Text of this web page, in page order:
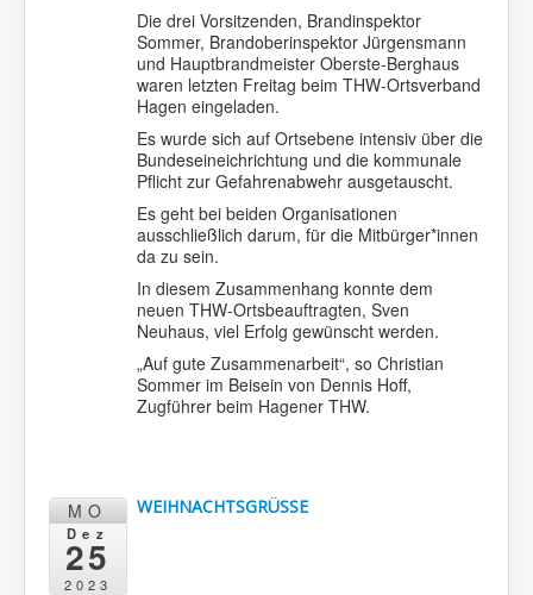
Die drei Vorsitzenden, Brandinspektor
Sommer, Brandoberinspektor Jürgensmann
und Hauptbrandmeister Oberste-Berghaus
waren letzten Freitag beim THW-Ortsverband
Hagen eingeladen.
Es wurde sich auf Ortsebene intensiv über die
Bundeseineichrichtung und die kommunale
Pflicht zur Gefahrenabwehr ausgetauscht.
Es geht bei beiden Organisationen
ausschließlich darum, für die Mitbürger*innen
da zu sein.
In diesem Zusammenhang konnte dem
neuen THW-Ortsbeauftragten, Sven
Neuhaus, viel Erfolg gewünscht werden.
„Auf gute Zusammenarbeit“, so Christian
Sommer im Beisein von Dennis Hoff,
Zugführer beim Hagener THW.
MO
Dez
25
2023
WEIHNACHTSGRÜSSE